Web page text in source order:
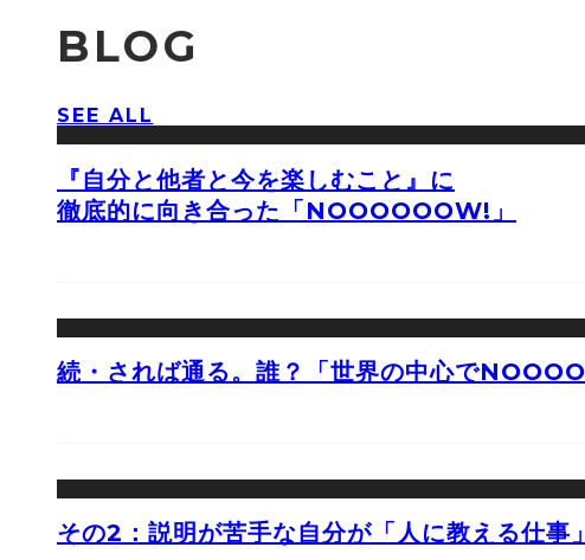
BLOG
SEE ALL
『自分と他者と今を楽しむこと』に
徹底的に向き合った「NOOOOOOW!」
続・されば通る。誰？「世界の中心で
その2：説明が苦手な自分が「人に教える仕